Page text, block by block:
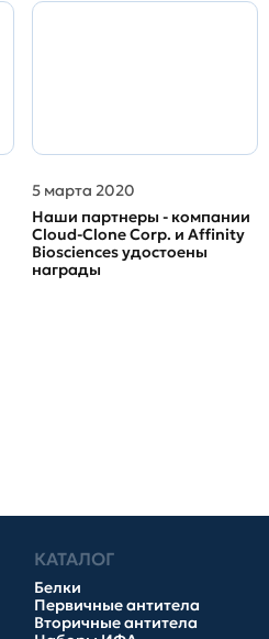
5 марта 2020
Наши партнеры - компании
Cloud-Clone Corp. и Affinity
Biosciences удостоены
награды
КАТАЛОГ
Белки
Первичные антитела
Вторичные антитела